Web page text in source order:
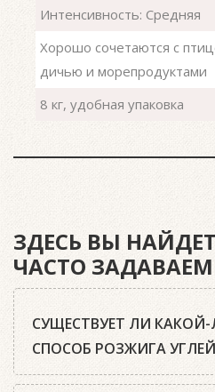
Интенсивность: Средняя
Хорошо сочетаются с
дичью и морепродуктами
8 кг, удобная упаковка
ЗДЕСЬ ВЫ
ЧАСТО
СУЩЕСТВУЕТ ЛИ
СПОСОБ РОЗЖИГА